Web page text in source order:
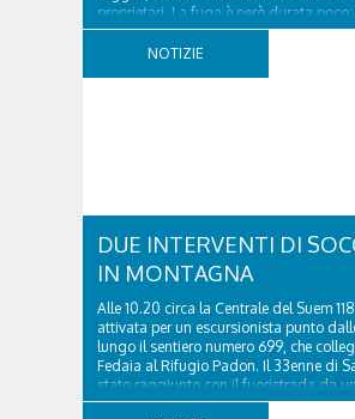
proprietari. La fuga è però durata
tempestiva chiamata al 112 e
NOTIZIE
DUE INTERVENTI DI
IN MONTAGNA
Alle 10.20 circa la Centrale del Suem
attivata per un escursionista punto
lungo il sentiero numero 699, che
Fedaia al Rifugio Padon. Il 33enne di
stato raggiunto con il fuoristrada da
del Soccorso alpino della Val